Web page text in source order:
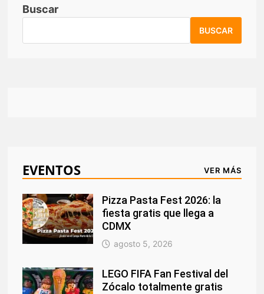
Buscar
BUSCAR
EVENTOS VER MÁS
Pizza Pasta Fest 2026: la
fiesta gratis que llega a
CDMX
agosto 5, 2026
LEGO FIFA Fan Festival del
Zócalo totalmente gratis